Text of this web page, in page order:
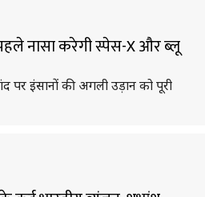
नासा करेगी स्पेस-X और ब्लू
पर इंसानों की अगली उड़ान को पूरी